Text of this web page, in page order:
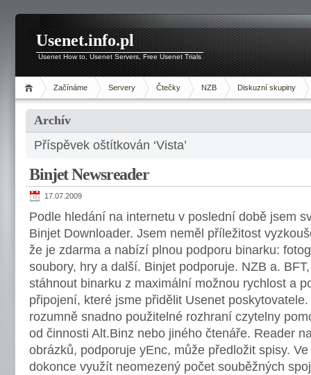
Usenet.info.pl
Usenet How to, Usenet Servers, Free Usenet Trials
Začínáme Servery Čtečky NZB Diskuzní skupiny
Archív
Příspěvek oštítkován ‘Vista’
Binjet Newsreader
17.07.2009
Podle hledání na internetu v poslední době jsem
Binjet Downloader. Jsem neměl příležitost
že je zdarma a nabízí plnou podporu binarku:
soubory, hry a další. Binjet podporuje. NZB a.
stáhnout binarku z maximální možnou rychlost a
připojení, které jsme přidělit Usenet
rozumně snadno použitelné rozhraní czytelny
od činnosti Alt.Binz nebo jiného čtenáře. Reader
obrázků, podporuje yEnc, může předložit spisy.
dokonce využít neomezený počet souběžných